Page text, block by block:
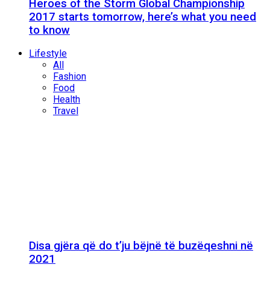
Heroes of the Storm Global Championship
2017 starts tomorrow, here’s what you need
to know
Lifestyle
All
Fashion
Food
Health
Travel
Disa gjëra që do t’ju bëjnë të buzëqeshni në
2021